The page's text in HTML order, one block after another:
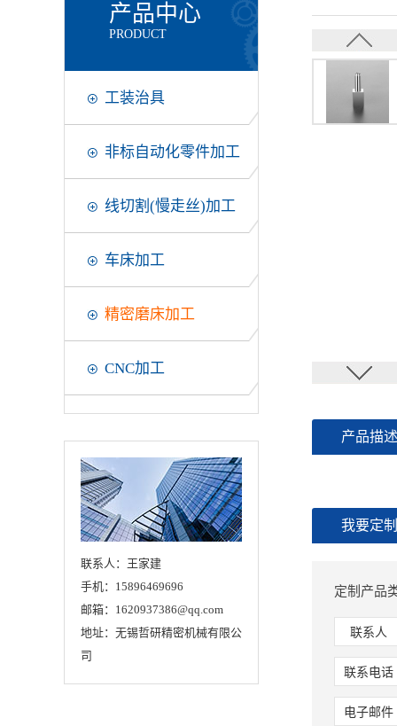
产品中心
PRODUCT
工装治具
非标自动化零件加工
线切割(慢走丝)加工
车床加工
精密磨床加工
CNC加工
联系人：王家建
手机：15896469696
邮箱：1620937386@qq.com
地址：无锡哲研精密机械有限公
司
产品描述
我要定制
定制产品
联系人
联系电话
电子邮件